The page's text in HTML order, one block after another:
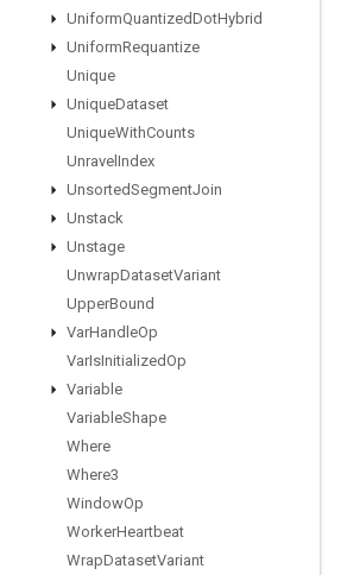
UniformQuantizedDotHybrid
UniformRequantize
Unique
UniqueDataset
UniqueWithCounts
Unravel Index
UnsortedSegmentJoin
Unstack
Unstage
UnwrapDatasetVariant
UpperBound
VarHandleOp
VarIsInitializedOp
Variable
VariableShape
Where
Where3
WindowOp
WorkerHeartbeat
WrapDatasetVariant